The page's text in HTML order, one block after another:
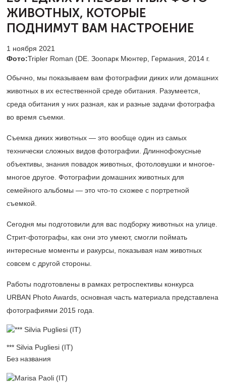
ЖИВОТНЫХ, КОТОРЫЕ
ПОДНИМУТ ВАМ НАСТРОЕНИЕ
1 ноября 2021
Фото:Tripler Roman (DE. Зоопарк Мюнтер, Германия, 2014 г.
Обычно, мы показываем вам фотографии диких или домашних
животных в их естественной среде обитания. Разумеется,
среда обитания у них разная, как и разные задачи фотографа
во время съемки.
Съемка диких животных — это вообще один из самых
технически сложных видов фотографии. Длиннофокусные
объективы, знания повадок животных, фотоловушки и многое-
многое другое. Фотографии домашних животных для
семейного альбомы — это что-то схожее с портретной
съемкой.
Сегодня мы подготовили для вас подборку животных на улице.
Стрит-фотографы, как они это умеют, смогли поймать
интересные моменты и ракурсы, показывая нам животных
совсем с другой стороны.
Работы подготовлены в рамках ретроспективы конкурса
URBAN Photo Awards, основная часть материала представлена
фотографиями 2015 года.
*** Silvia Pugliesi (IT)
Без названия